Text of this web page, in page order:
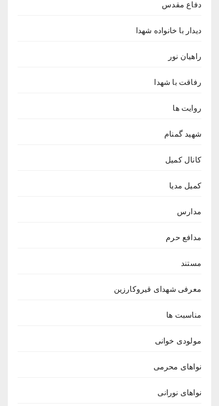
دفاع مقدس
دیدار با خانواده شهدا
راهیان نور
رفاقت با شهدا
روایت ها
شهید گمنام
کانال کمیل
کمیل مدیا
مدارس
مدافع حرم
مستند
معرفی شهدای قیروکارزین
مناسبت ها
مولودی خوانی
نواهای محرمی
نواهای نورانی